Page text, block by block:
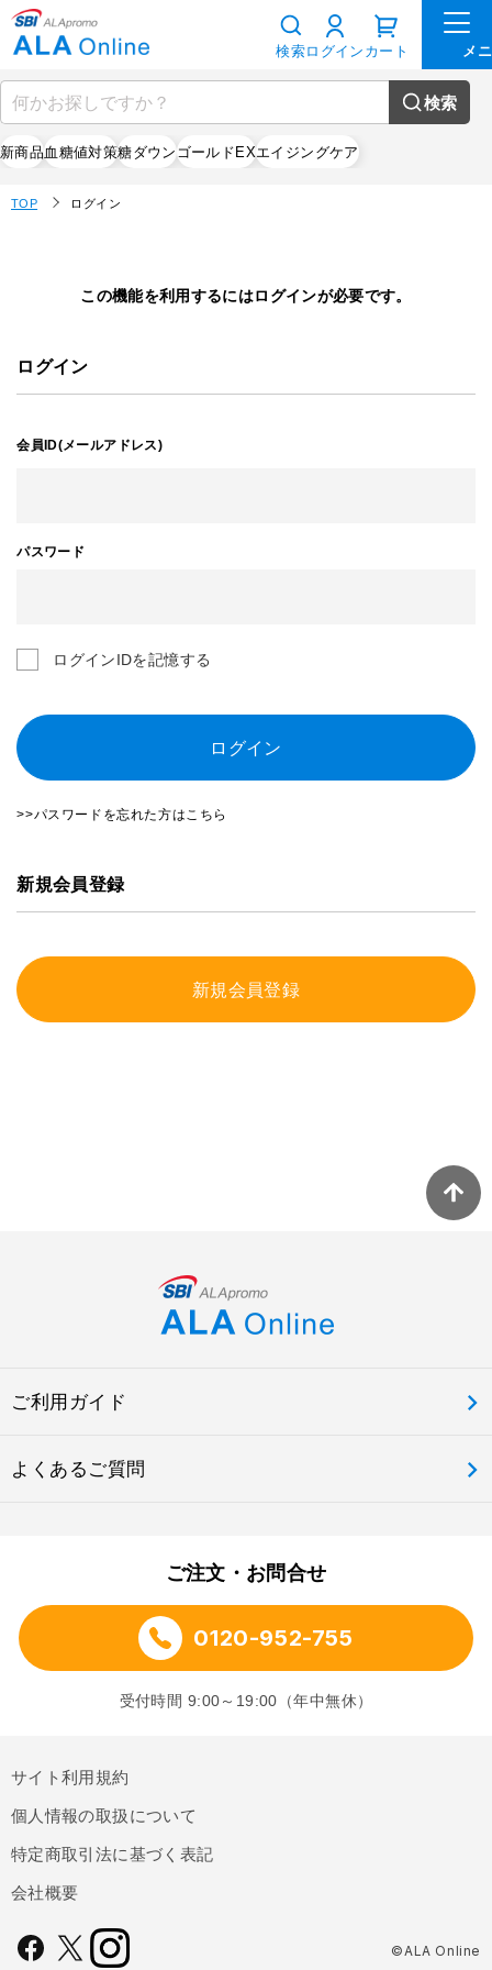
検索
新商品血糖値対策糖ダウンゴールドEXエイジングケア
検索ログイン カート
TOP ログイン
この機能を利用するにはログインが必要です。
ログイン
会員ID(メールアドレス)
パスワード
ログインIDを記憶する
ログイン
>>パスワードを忘れた方はこちら
新規会員登録
新規会員登録
ご利用ガイド
よくあるご質問
ご注文・お問合せ
0120-952-755
受付時間 9:00～19:00（年中無休）
サイト利用規約
個人情報の取扱について
特定商取引法に基づく表記
会社概要
©ALA Online